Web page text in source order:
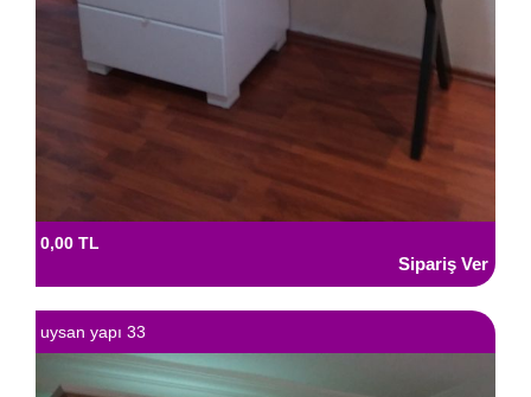
0,00 TL
uysan yapı 33